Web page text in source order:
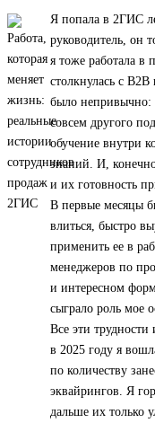
Я попала в 2ГИС
руководитель, он
я тоже работала
столкнулась с
было непривычно:
совсем другого
обучение внутри
знаний. И,
и их готовность
В первые месяцы
влиться, быстро
применить ее в
менеджеров по
и интересном
сыграло роль мое
Все эти
в 2025 году я
по количеству
эквайрингов. Я
дальше их только